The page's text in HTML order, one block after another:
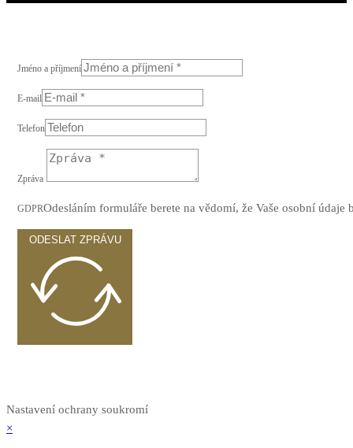
Jméno a příjmení
E-mail
Telefon
Zpráva
GDPROdesláním formuláře berete na vědomí, že Vaše osobní
ODESLAT ZPRÁVU
Nastavení ochrany soukromí
×